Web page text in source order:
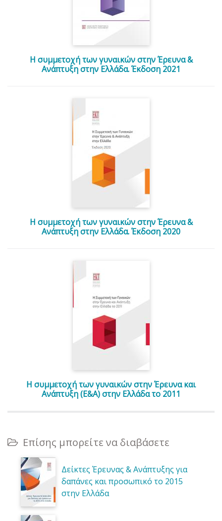
Η συμμετοχή των γυναικών στην Έρευνα &
Ανάπτυξη στην Ελλάδα. Έκδοση 2021
Η συμμετοχή των γυναικών στην Έρευνα &
Ανάπτυξη στην Ελλάδα. Έκδοση 2020
Η συμμετοχή των γυναικών στην Έρευνα και
Ανάπτυξη (Ε&Α) στην Ελλάδα το 2011
Επίσης μπορείτε να διαβάσετε
Δείκτες Έρευνας & Ανάπτυξης για
δαπάνες και προσωπικό το 2015
στην Ελλάδα